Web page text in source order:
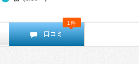
口コミ
1件